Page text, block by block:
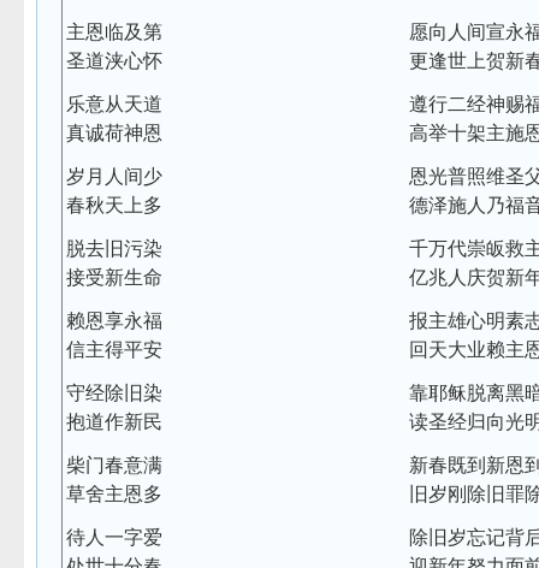
主恩临及第
圣道浃心怀
乐意从天道
真诚荷神恩
岁月人间少
春秋天上多
脱去旧污染
接受新生命
赖恩享永福
信主得平安
守经除旧染
抱道作新民
柴门春意满
草舍主恩多
待人一字爱
愿向人间宣永
更逢世上贺新
遵行二经神赐
高举十架主施
恩光普照维圣
德泽施人乃福
千万代崇皈救
亿兆人庆贺新
报主雄心明素
回天大业赖主
靠耶稣脱离黑
读圣经归向光
新春既到新恩
旧岁刚除旧罪
除旧岁忘记背